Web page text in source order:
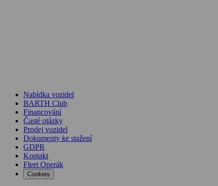
Nabídka vozidel
BARTH Club
Financování
Časté otázky
Prodej vozidel
Dokumenty ke stažení
GDPR
Kontakt
Fleet Operák
Cookies